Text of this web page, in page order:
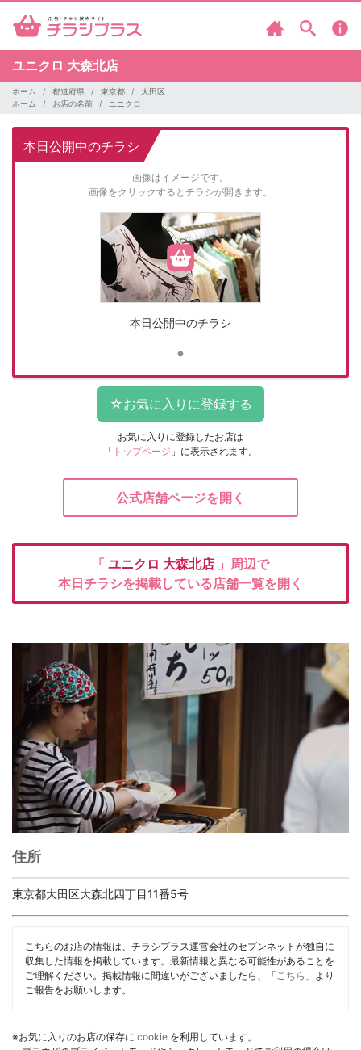
ユニクロ 大森北店
ホーム 都道府県 東京都
大田区
ホーム
お店の名前 ユニクロ
本日公開中のチラシ
画像はイメージです。
画像をクリックするとチラシが開きます。
本日公開中のチラシ
お気に入りに登録したお店は
「 トップページ 」に表示されます。
公式店舗ページを開く
「 ユニクロ 大森北店 」周辺で
本日チラシを掲載している店舗一覧を開く
住所
東京都大田区大森北四丁目11番5号
こちらのお店の情報は、チラシプラス運営会社のセブンネットが独自に
収集した情報を掲載しています。最新情報と異なる可能性があることを
ご理解ください。掲載情報に間違いがございましたら、「 こちら 」より
ご報告をお願いします。
※お気に入りのお店の保存に cookie を利用しています。